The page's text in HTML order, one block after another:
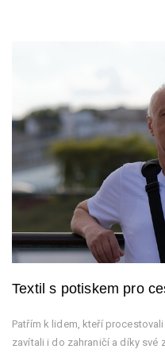
Textil s potiskem pro
Patřím k lidem, kteří
zavítali i do zahraničí a díky své